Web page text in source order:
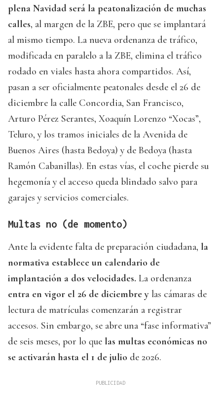
plena Navidad será la peatonalización de muchas
calles, al margen de la ZBE, pero que se implantará
al mismo tiempo. La nueva ordenanza de tráfico,
modificada en paralelo a la ZBE, elimina el tráfico
rodado en viales hasta ahora compartidos. Así,
pasan a ser oficialmente peatonales desde el 26 de
diciembre la calle Concordia, San Francisco,
Arturo Pérez Serantes, Xoaquín Lorenzo “Xocas”,
Teluro, y los tramos iniciales de la Avenida de
Buenos Aires (hasta Bedoya) y de Bedoya (hasta
Ramón Cabanillas). En estas vías, el coche pierde su
hegemonía y el acceso queda blindado salvo para
garajes y servicios comerciales.
Multas no (de momento)
Ante la evidente falta de preparación ciudadana, la
normativa establece un calendario de
implantación a dos velocidades. La ordenanza
entra en vigor el 26 de diciembre y las cámaras de
lectura de matrículas comenzarán a registrar
accesos. Sin embargo, se abre una “fase informativa”
de seis meses, por lo que las multas económicas no
se activarán hasta el 1 de julio de 2026.